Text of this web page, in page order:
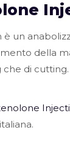
un
della
che di